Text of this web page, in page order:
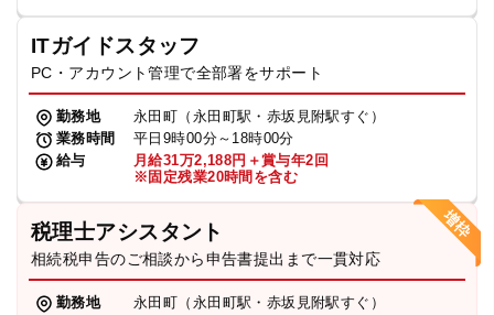
ITガイドスタッフ
PC・アカウント管理で全部署をサポート
勤務地
永田町（永田町駅・赤坂見附駅すぐ）
業務時間
平日9時00分～18時00分
給与
月給31万2,188円＋賞与年2回
※固定残業20時間を含む
税理士アシスタント
相続税申告のご相談から申告書提出まで一貫対応
勤務地
永田町（永田町駅・赤坂見附駅すぐ）